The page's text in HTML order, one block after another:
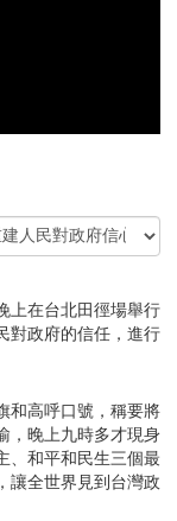
上在台北田徑場舉行
對政府的信任，進行
和高呼口號，稱要將
，晚上九時多才現身
、和平和民生三個最
讓全世界見到台灣政